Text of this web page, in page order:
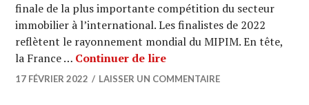
finale de la plus importante compétition du secteur
immobilier à l’international. Les finalistes de 2022
reflètent le rayonnement mondial du MIPIM. En tête,
la France … Continuer de lireMIPIM AWARDS 2022 : 3
17 FÉVRIER 2022 LAISSER UN COMMENTAIRE